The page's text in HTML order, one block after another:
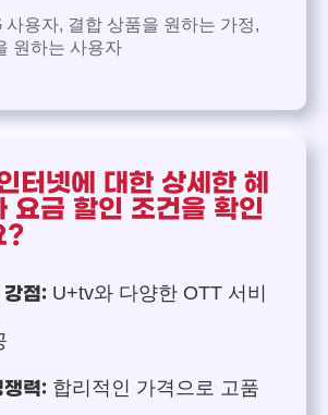
사용자, 결합 상품을 원하는 가정,
원하는 사용자
터넷에 대한 상세한 혜
요금 할인 조건을 확인
?
강점: U+tv와 다양한 OTT 서비
쟁력: 합리적인 가격으로 고품